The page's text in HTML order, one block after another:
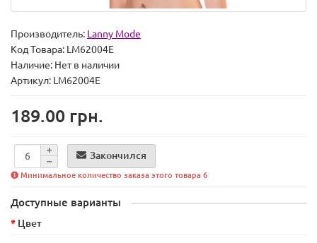
Производитель: Lanny Mode
Код Товара: LM62004E
Наличие: Нет в наличии
Артикул: LM62004E
189.00 грн.
Закончился
Минимальное количество заказа этого товара 6
Доступные варианты
Цвет